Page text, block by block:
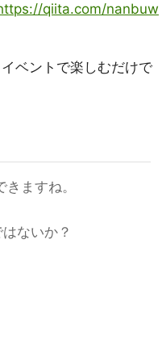
qiita.com/nanbuw
ベントで楽しむだけで
ますね。
ないか？